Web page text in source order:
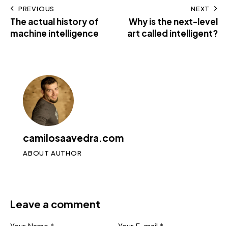
PREVIOUS
The actual history of
machine intelligence
NEXT
Why is the next-level
art called intelligent?
camilosaavedra.com
ABOUT AUTHOR
Leave a comment